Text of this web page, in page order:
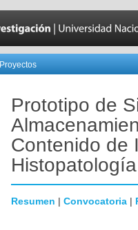
Proyectos
Prototipo de
Contenido de
Histopatología
Resumen | Convocatoria |